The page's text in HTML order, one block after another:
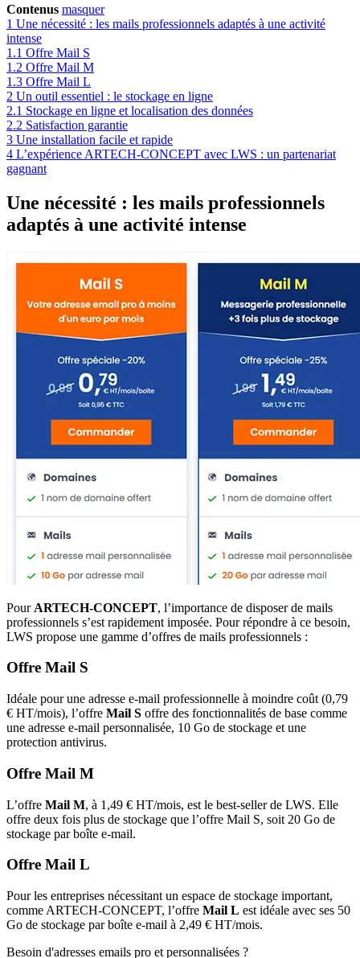
Contenus masquer
1 Une nécessité : les mails professionnels adaptés à une activité
intense
1.1 Offre Mail S
1.2 Offre Mail M
1.3 Offre Mail L
2 Un outil essentiel : le stockage en ligne
2.1 Stockage en ligne et localisation des données
2.2 Satisfaction garantie
3 Une installation facile et rapide
4 L’expérience ARTECH-CONCEPT avec LWS : un partenariat
gagnant
Une nécessité : les mails professionnels
adaptés à une activité intense
Pour ARTECH-CONCEPT, l’importance de disposer de mails
professionnels s’est rapidement imposée. Pour répondre à ce besoin,
LWS propose une gamme d’offres de mails professionnels :
Offre Mail S
Idéale pour une adresse e-mail professionnelle à moindre coût (0,79
€ HT/mois), l’offre Mail S offre des fonctionnalités de base comme
une adresse e-mail personnalisée, 10 Go de stockage et une
protection antivirus.
Offre Mail M
L’offre Mail M, à 1,49 € HT/mois, est le best-seller de LWS. Elle
offre deux fois plus de stockage que l’offre Mail S, soit 20 Go de
stockage par boîte e-mail.
Offre Mail L
Pour les entreprises nécessitant un espace de stockage important,
comme ARTECH-CONCEPT, l’offre Mail L est idéale avec ses 50
Go de stockage par boîte e-mail à 2,49 € HT/mois.
Besoin d'adresses emails pro et personnalisées ?